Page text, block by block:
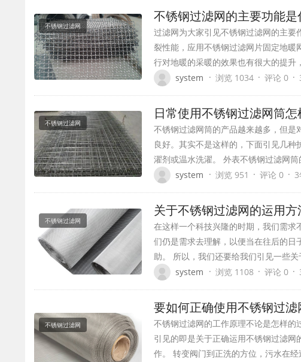
不锈钢过滤网
不锈钢过滤网的主要功能是
过滤网为大家引见不锈钢过滤网的主
裂性能，应用不锈钢过滤网片固定地
行对地暖的采暖的效果也有很大的提
system · 浏览 1034 · 评论 0 ·
不锈钢过滤网
日常使用不锈钢过滤网筒怎
不锈钢过滤网筒的产品越来越多，但
良好。其实不是这样的，下面引见几
濯剂或温水洗濯。 外表不锈钢过滤网
system · 浏览 951 · 评论 0 ·
不锈钢过滤网
关于不锈钢过滤网的运用
在这样一个科技兴隆的时期，我们需
们仍是需求去理解，以便当在往后的
助。 所以，我们还要给我们引见一些
system · 浏览 1108 · 评论 0 ·
不锈钢过滤网
要如何正确使用不锈钢过滤
不锈钢过滤网的工作原理不论是怎样
引见的即是关于正确运用不锈钢过滤
作。 转变阀门到正洗的方位，污水在